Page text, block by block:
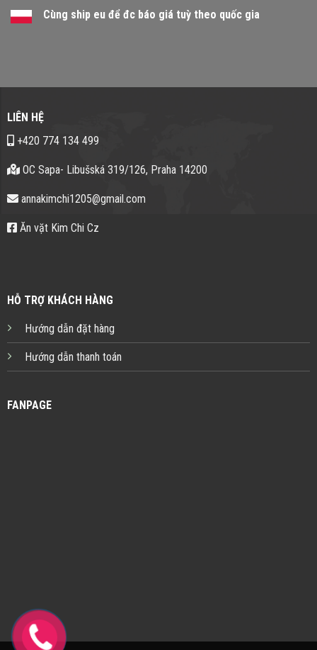
Cùng ship eu để đc báo giá tuỳ theo quốc gia
LIÊN HỆ
+420 774 134 499
OC Sapa- Libušská 319/126, Praha 14200
annakimchi1205@gmail.com
Ăn vặt Kim Chi Cz
HỖ TRỢ KHÁCH HÀNG
Hướng dẫn đặt hàng
Hướng dẫn thanh toán
FANPAGE